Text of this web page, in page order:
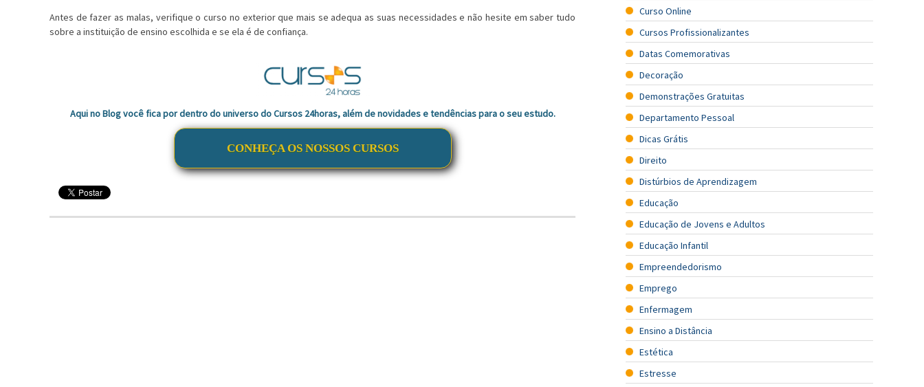
Antes de fazer as malas, verifique o curso no exterior que mais se adequa as suas necessidades e não hesite em saber tudo
sobre a instituição de ensino escolhida e se ela é de confiança.
Aqui no Blog você fica por dentro do universo do Cursos 24horas, além de novidades e tendências para o seu estudo.
CONHEÇA OS NOSSOS CURSOS
Curso Online
Cursos Profissionalizantes
Datas Comemorativas
Decoração
Demonstrações Gratuitas
Departamento Pessoal
Dicas Grátis
Direito
Distúrbios de Aprendizagem
Educação
Educação de Jovens e Adultos
Educação Infantil
Empreendedorismo
Emprego
Enfermagem
Ensino a Distância
Estética
Estresse